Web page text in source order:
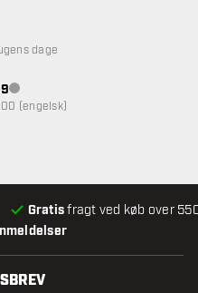
Gratisfragt ved køb over
ikke tilgængelig
dage
Kundeservice ikke tilgængelig
(engelsk)